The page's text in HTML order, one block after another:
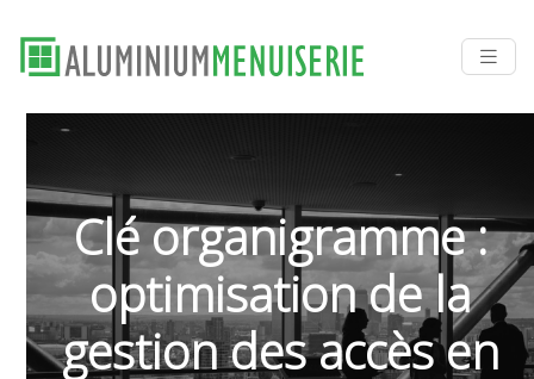
Clé organigramme :
optimisation de la
gestion des accès en